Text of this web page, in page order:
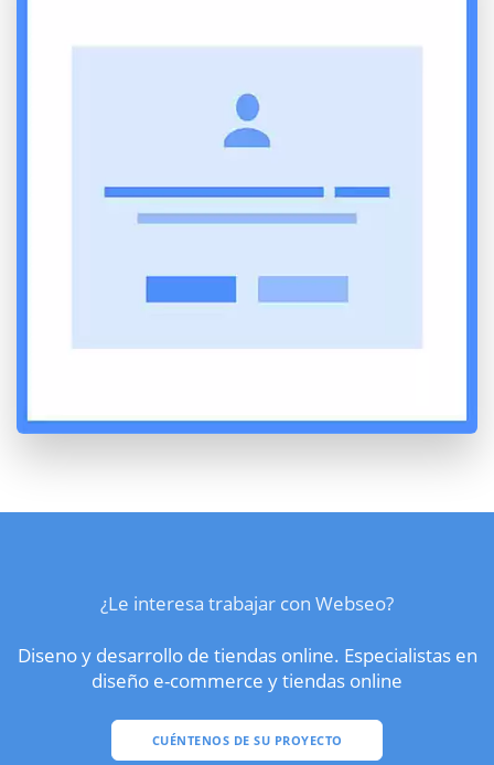
¿Le interesa trabajar con Webseo?
Diseno y desarrollo de tiendas online. Especialistas en
diseño e-commerce y tiendas online
CUÉNTENOS DE SU PROYECTO